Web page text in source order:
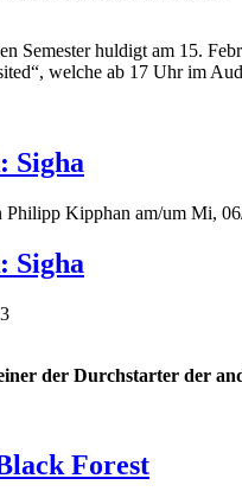
Semester huldigt am 15.
welche ab 17 Uhr im
Sigha
Philipp Kipphan am/um Mi,
Sigha
der Durchstarter der
Forest